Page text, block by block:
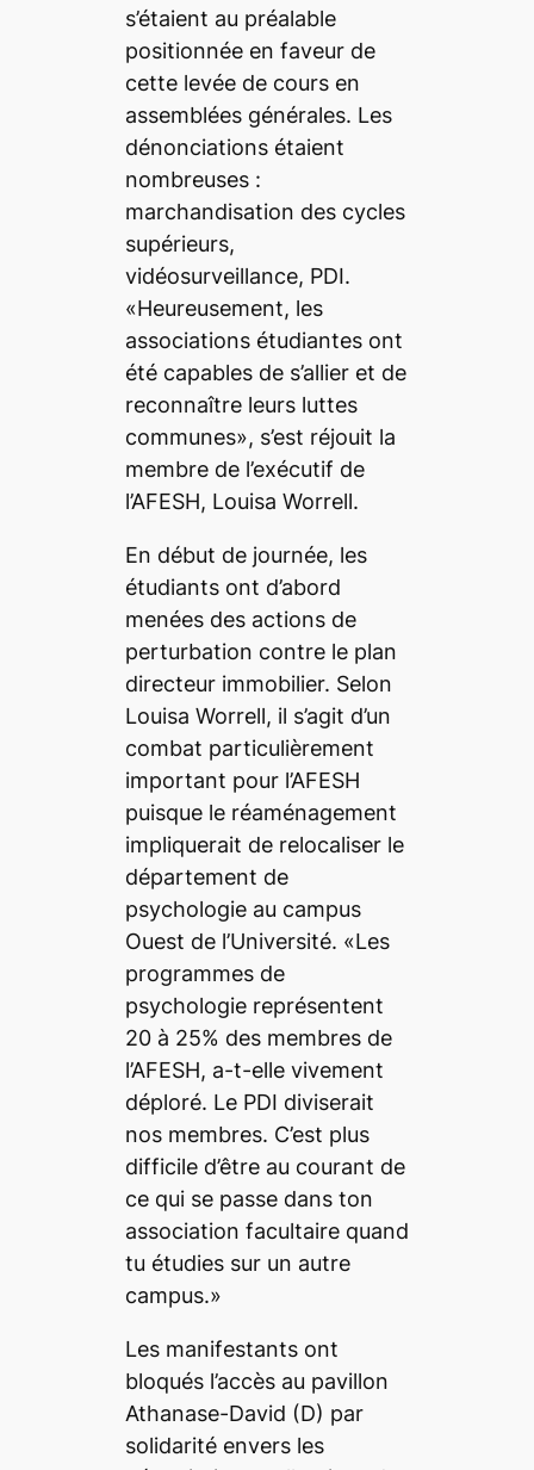
s’étaient au préalable
positionnée en faveur de
cette levée de cours en
assemblées générales. Les
dénonciations étaient
nombreuses :
marchandisation des cycles
supérieurs,
vidéosurveillance, PDI.
«Heureusement, les
associations étudiantes ont
été capables de s’allier et de
reconnaître leurs luttes
communes», s’est réjouit la
membre de l’exécutif de
l’AFESH, Louisa Worrell.
En début de journée, les
étudiants ont d’abord
menées des actions de
perturbation contre le plan
directeur immobilier. Selon
Louisa Worrell, il s’agit d’un
combat particulièrement
important pour l’AFESH
puisque le réaménagement
impliquerait de relocaliser le
département de
psychologie au campus
Ouest de l’Université. «Les
programmes de
psychologie représentent
20 à 25% des membres de
l’AFESH, a-t-elle vivement
déploré. Le PDI diviserait
nos membres. C’est plus
difficile d’être au courant de
ce qui se passe dans ton
association facultaire quand
tu étudies sur un autre
campus.»
Les manifestants ont
bloqués l’accès au pavillon
Athanase-David (D) par
solidarité envers les